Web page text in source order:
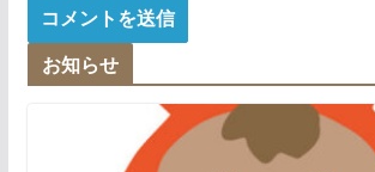
お知らせ